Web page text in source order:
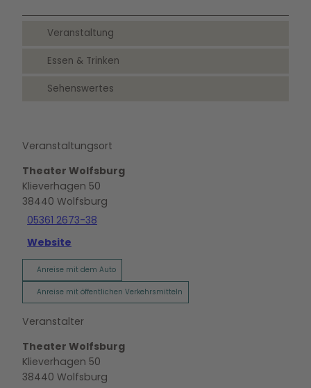
Veranstaltung
Essen & Trinken
Sehenswertes
Veranstaltungsort
Theater Wolfsburg
Klieverhagen 50
38440 Wolfsburg
05361 2673-38
Website
Anreise mit dem Auto
Anreise mit öffentlichen Verkehrsmitteln
Veranstalter
Theater Wolfsburg
Klieverhagen 50
38440 Wolfsburg